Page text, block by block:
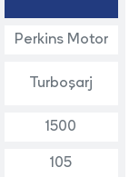
Perkins Motor
Turboşarj
1500
105